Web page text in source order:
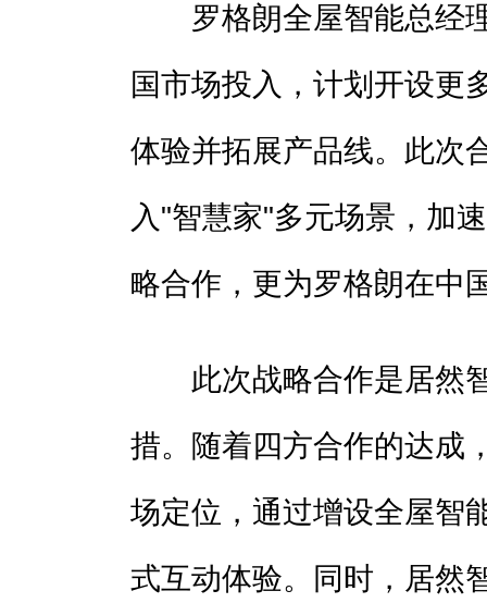
罗格朗全屋智能总经理
国市场投入，计划开设更
体验并拓展产品线。此次
入"智慧家"多元场景，加
略合作，更为罗格朗在中
此次战略合作是居然智
措。随着四方合作的达成
场定位，通过增设全屋智
式互动体验。同时，居然